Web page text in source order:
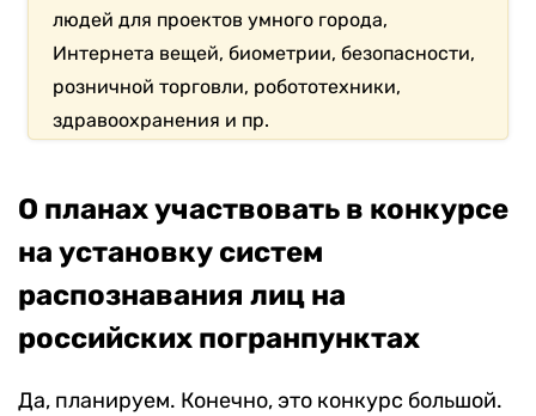
людей для проектов умного города,
Интернета вещей, биометрии, безопасности,
розничной торговли, робототехники,
здравоохранения и пр.
О планах участвовать в конкурсе
на установку систем
распознавания лиц на
российских погранпунктах
Да, планируем. Конечно, это конкурс большой.